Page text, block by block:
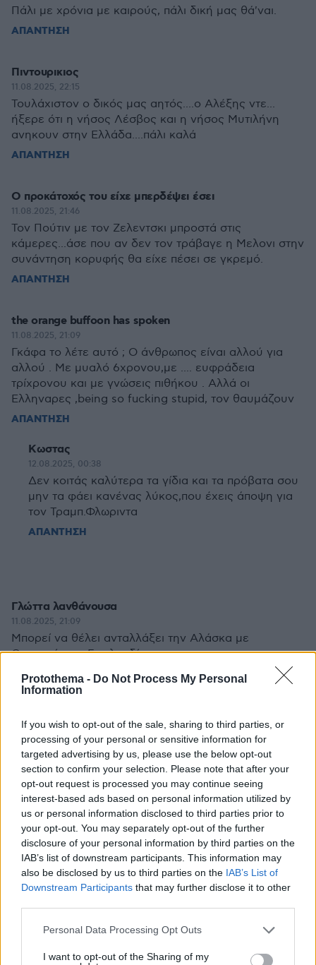
Protothema - Do Not Process My Personal
Information
If you wish to opt-out of the sale, sharing to third parties, or
processing of your personal or sensitive information for
targeted advertising by us, please use the below opt-out
section to confirm your selection. Please note that after your
opt-out request is processed you may continue seeing
interest-based ads based on personal information utilized by
us or personal information disclosed to third parties prior to
your opt-out. You may separately opt-out of the further
disclosure of your personal information by third parties on the
IAB’s list of downstream participants. This information may
also be disclosed by us to third parties on the IAB’s List of
Downstream Participants that may further disclose it to other
Please note that this website/app uses one or more Google
not limited to your visit or usage behaviour. You may click to
Personal Data Processing Opt Outs
I want to opt-out of the Sharing of my
Πάλι με χρόνια με καιρούς, πάλι δική μας θά'ναι.
ΑΠΑΝΤΗΣΗ
Πιντουρικιος
11.08.2025, 22:15
Τουλάχιστον ο δικός μας αητός....ο Αλέξης ντε...
ήξερε ότι η νήσος Λέσβος και η νήσος Μυτιλήνη
ανηκουν στην Ελλάδα....πάλι καλά
ΑΠΑΝΤΗΣΗ
Ο προκάτοχός του είχε μπερδέψει έσει
11.08.2025, 21:46
Τον Πούτιν με τον Ζελεντσκι μπροστά στις
κάμερες...άσε που αν δεν τον τράβαγε η Μελονι στην
συνάντηση κορυφής θα είχε πέσει σε γκρεμό.
ΑΠΑΝΤΗΣΗ
the orange buffoon has spoken
11.08.2025, 21:09
Γκάφα το λέτε αυτό ; Ο άνθρωπος είναι αλλού για
αλλού . Με μυαλό 6χρονου,με .... ευφράδεια
τρίχρονου και με γνώσεις πιθήκου . Αλλά οι
Ελληναρες ,being so fucking stupid, τον θαυμάζουν
ΑΠΑΝΤΗΣΗ
Κωστας
12.08.2025, 00:38
Δεν κοιτάς καλύτερα τα γίδια και τα πρόβατα σου
μην τα φάει κανένας λύκος,που έχεις άποψη για
τον Τραμπ.Φλωριντα
ΑΠΑΝΤΗΣΗ
Γλώττα λανθάνουσα
11.08.2025, 21:09
Μπορεί να θέλει ανταλλάξει την Αλάσκα με
Ουκρανία και Γροιλανδία.
ΑΠΑΝΤΗΣΗ
11.08.2025, 20:52
Αφορμή θέλατε πανέξυπνοι !!!! άσχετοι στην Ελλάδα
που έχετε άποψη για τον Τραμπ.Εδω δεν άκουσα
κανέναν να το πει <γκαφα>Αυτο είναι κάτι που
μπορεί να συμβεί στον καθένα .Νεα Υόρκη
ΑΠΑΝΤΗΣΗ
Φυσικομαθηματικός
11.08.2025, 20:23
Αυτά είναι τα πρώτα συμπτώματα της άννοιας.